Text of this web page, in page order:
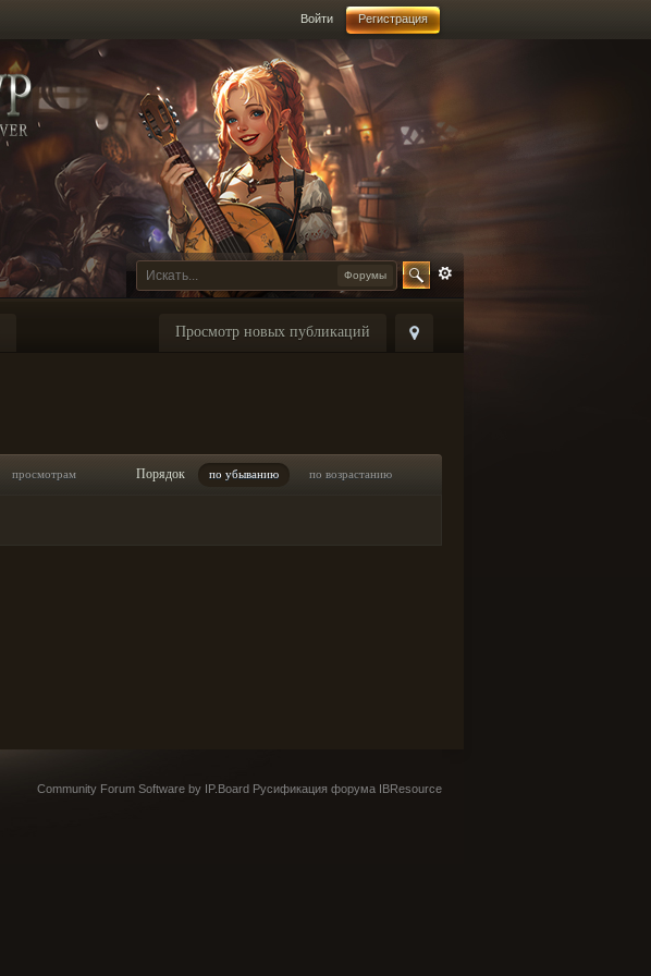
Войти Регистрация
Форумы
Просмотр новых публикаций
просмотрам Порядок по убыванию по возрастанию
Community Forum Software by IP.Board Русификация форума IBResource